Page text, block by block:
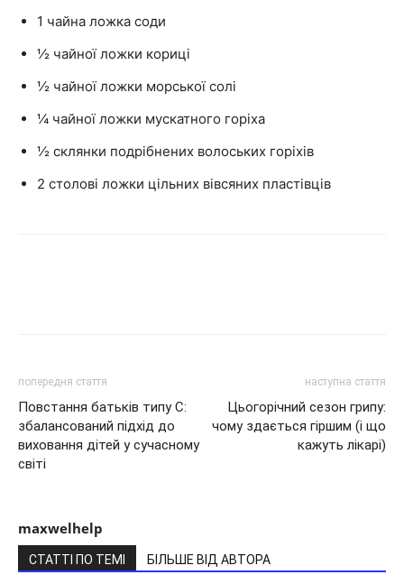
1 чайна ложка соди
½ чайної ложки кориці
½ чайної ложки морської солі
¼ чайної ложки мускатного горіха
½ склянки подрібнених волоських горіхів
2 столові ложки цільних вівсяних пластівців
попередня стаття
Повстання батьків типу С:
збалансований підхід до
виховання дітей у сучасному
світі
наступна стаття
Цьогорічний сезон грипу:
чому здається гіршим (і що
кажуть лікарі)
maxwelhelp
СТАТТІ ПО ТЕМІ БІЛЬШЕ ВІД АВТОРА